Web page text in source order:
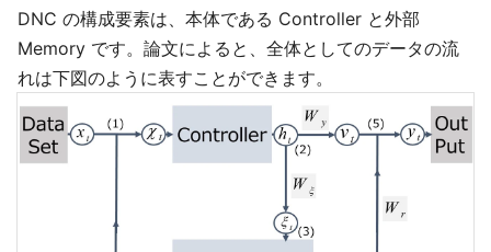
DNC の構成要素は、本体である Controller と外部
Memory です。論文によると、全体としてのデータの流
れは下図のように表すことができます。